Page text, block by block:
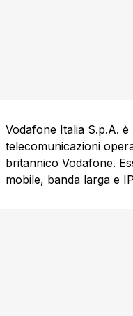
Vodafone Italia S.p.A.
telecomunicazioni
britannico Vodafone.
mobile, banda larga e